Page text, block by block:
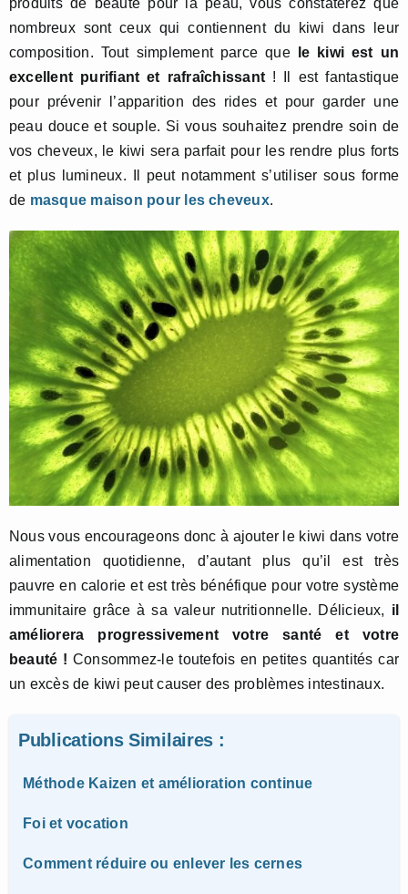
produits de beauté pour la peau, vous constaterez que
nombreux sont ceux qui contiennent du kiwi dans leur
composition. Tout simplement parce que
le kiwi est un
excellent purifiant et rafraîchissant ! Il est fantastique
pour prévenir l’apparition des rides et pour garder une
peau douce et souple. Si vous souhaitez prendre soin de
vos cheveux, le kiwi sera parfait pour les rendre plus forts
et plus lumineux. Il peut notamment s’utiliser sous forme
de masque maison pour les cheveux.
Nous vous encourageons donc à ajouter le kiwi dans votre
alimentation quotidienne, d’autant plus qu’il est très
pauvre en calorie et est très bénéfique pour votre système
immunitaire grâce à sa valeur nutritionnelle. Délicieux, il
améliorera progressivement votre santé et votre
beauté ! Consommez-le toutefois en petites quantités car
un excès de kiwi peut causer des problèmes intestinaux.
Publications Similaires :
Méthode Kaizen et amélioration continue
Foi et vocation
Comment réduire ou enlever les cernes